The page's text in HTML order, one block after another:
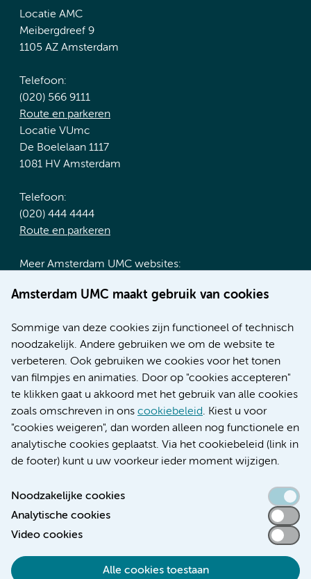
Amsterdam UMC maakt gebruik van cookies
Sommige van deze cookies zijn functioneel of technisch
noodzakelijk. Andere gebruiken we om de website te
verbeteren. Ook gebruiken we cookies voor het tonen
van filmpjes en animaties. Door op "cookies accepteren"
te klikken gaat u akkoord met het gebruik van alle cookies
zoals omschreven in ons cookiebeleid. Kiest u voor
"cookies weigeren", dan worden alleen nog functionele en
analytische cookies geplaatst. Via het cookiebeleid (link in
de footer) kunt u uw voorkeur ieder moment wijzigen.
Noodzakelijke cookies
Analytische cookies
Video cookies
Alle cookies toestaan
Locatie AMC
Meibergdreef 9
1105 AZ Amsterdam
Telefoon:
(020) 566 9111
Route en parkeren
Locatie VUmc
De Boelelaan 1117
1081 HV Amsterdam
Telefoon:
(020) 444 4444
Route en parkeren
Meer Amsterdam UMC websites:
Werken bij Amsterdam UMC
Nieuws
Research
Educatie locatie AMC
Educatie locatie VUmc
Verwijzen & diagnostiek
Toegankelijkheidsverklaring